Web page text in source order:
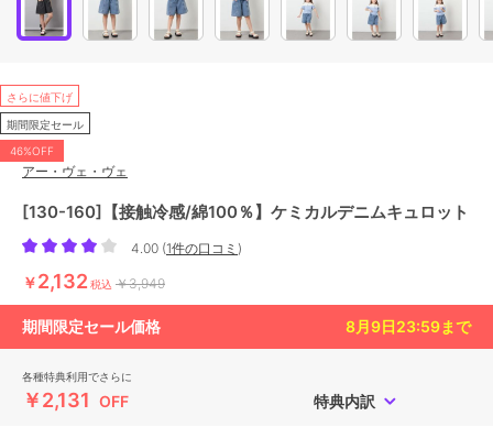
さらに値下げ
期間限定セール
46%OFF
アー・ヴェ・ヴェ
[130-160]【接触冷感/綿100％】ケミカルデニムキュロット
4.00 (1件の口コミ )
￥2,132 税込 ￥3,949
期間限定セール価格 8月9日23:59まで
各種特典利用でさらに
￥2,131 OFF 特典内訳